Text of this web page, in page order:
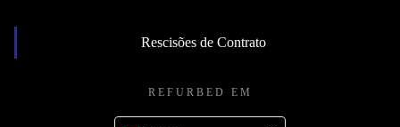
Rescisões de Contrato
REFURBED EM